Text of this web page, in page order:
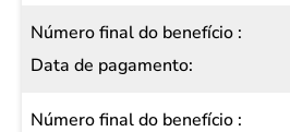
Data de
pagamento